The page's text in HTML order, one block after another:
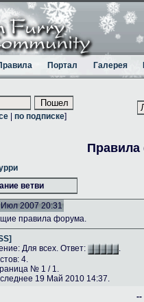
Портал Галерея
по подписке]
ветви
2007 20:31
правила форума.
Для всех. Ответ:
.
4.
№ 1 / 1.
19 Май 2010 14:37.
--